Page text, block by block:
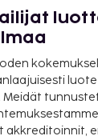
Meidät
akkreditoinnit,